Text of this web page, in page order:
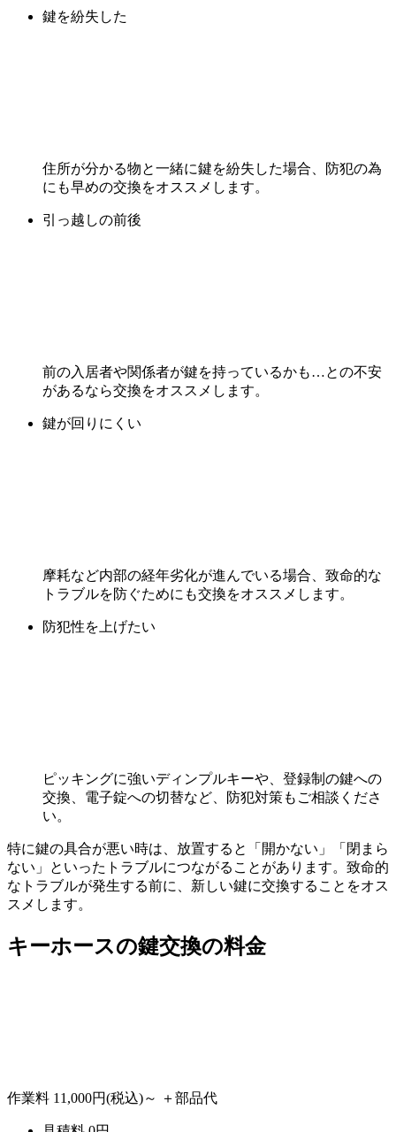
鍵を紛失した
住所が分かる物と一緒に鍵を紛失した場合、防犯の為
にも早めの交換をオススメします。
引っ越しの前後
前の入居者や関係者が鍵を持っているかも…との不安
があるなら交換をオススメします。
鍵が回りにくい
摩耗など内部の経年劣化が進んでいる場合、致命的な
トラブルを防ぐためにも交換をオススメします。
防犯性を上げたい
ピッキングに強いディンプルキーや、登録制の鍵への
交換、電子錠への切替など、防犯対策もご相談くださ
い。
特に鍵の具合が悪い時は、放置すると「開かない」「閉まら
ない」といったトラブルにつながることがあります。致命的
なトラブルが発生する前に、新しい鍵に交換することをオス
スメします。
キーホースの鍵交換の料金
作業料 11,000円(税込)～ ＋部品代